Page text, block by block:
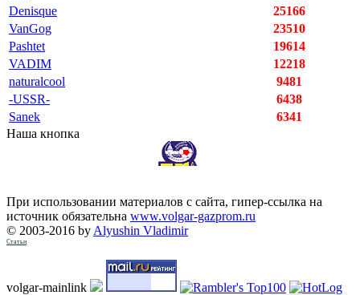
Denisque
25166
VanGog
23510
Pashtet
19614
VADIM
12218
naturalcool
9481
-USSR-
6438
Sanek
6341
Наша кнопка
При использовании материалов с сайта, гипер-ссылка на
источник обязательна www.volgar-gazprom.ru
© 2003-2016 by Alyushin Vladimir
Статьи
volgar-mainlink